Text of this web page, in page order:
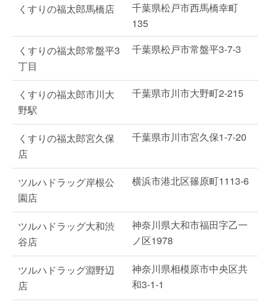
くすりの福太郎馬橋店
千葉県松戸市西馬橋幸町
135
くすりの福太郎常盤平3
丁目
千葉県松戸市常盤平3-7-3
くすりの福太郎市川大
野駅
千葉県市川市大野町2-215
くすりの福太郎宮久保
店
千葉県市川市宮久保1-7-20
ツルハドラッグ岸根公
園店
横浜市港北区篠原町1113-6
ツルハドラッグ大和渋
谷店
神奈川県大和市福田字乙一
ノ区1978
ツルハドラッグ淵野辺
店
神奈川県相模原市中央区共
和3-1-1